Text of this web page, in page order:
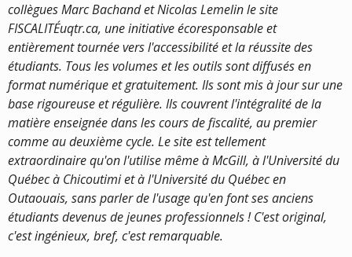
collègues Marc Bachand et Nicolas Lemelin le site
FISCALITÉuqtr.ca, une initiative écoresponsable et
entièrement tournée vers l'accessibilité et la réussite des
étudiants. Tous les volumes et les outils sont diffusés en
format numérique et gratuitement. Ils sont mis à jour sur une
base rigoureuse et régulière. Ils couvrent l'intégralité de la
matière enseignée dans les cours de fiscalité, au premier
comme au deuxième cycle. Le site est tellement
extraordinaire qu'on l'utilise même à McGill, à l'Université du
Québec à Chicoutimi et à l'Université du Québec en
Outaouais, sans parler de l'usage qu'en font ses anciens
étudiants devenus de jeunes professionnels ! C'est original,
c'est ingénieux, bref, c'est remarquable.